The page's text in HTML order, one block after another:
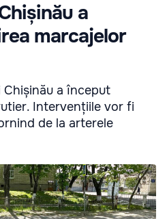
a
marcajelor
Chișinău a început
Intervențiile vor fi
de la arterele